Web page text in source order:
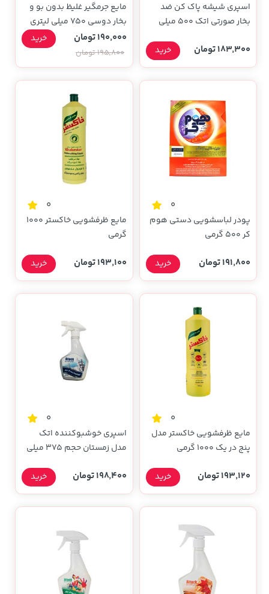
اسپری شیشه پاک کن ضد
بخار صورتی اتک 500 میلی
183,300 تومان خرید
مایع جرمگیر غلیظ بدون بو و
بخار دوسی 750 میلی لیتری
190,000 تومان
195,800 تومان
خرید
0
پودر لباسشویی دستی هوم
کر 500 گرمی
191,800 تومان خرید
0
مایع ظرفشویی خاکستر 1000
گرمی
193,100 تومان خرید
0
مایع ظرفشویی خاکستر مدل
پنج در یک 1000 گرمی
193,120 تومان خرید
0
اسپری خوشبوکننده اتک
مدل زمستان حجم 375 میلی
198,400 تومان خرید